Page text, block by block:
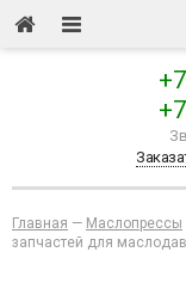
Главная — Маслопрессы
запчастей для